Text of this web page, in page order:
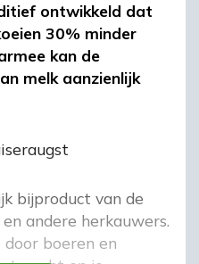
ontwikkeld dat
30% minder
kan de
melk aanzienlijk
bijproduct van de
andere herkauwers.
boeren en